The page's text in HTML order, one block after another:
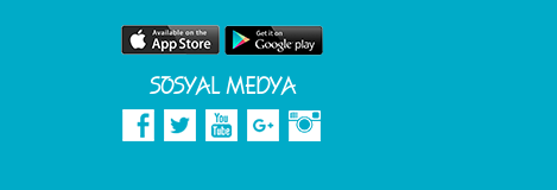
SOSYAL MEDYA